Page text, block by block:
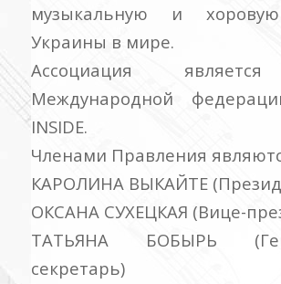
музыкальную и
Украины в мире.
Ассоциация
Международной
INSIDE.
Членами Правления
КАРОЛИНА ВЫКАЙТЕ
ОКСАНА СУХЕЦКАЯ (Вице-
ТАТЬЯНА БОБЫРЬ
секретарь)